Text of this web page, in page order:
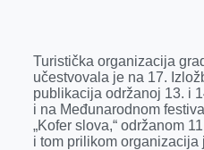
b
o
o
k
e
n
g
e
e
d
I
n
r
Turistička organizacija
učestvovala je na 17.
publikacija održanoj 13. i
i na Međunarodnom
„Kofer slova,“ održanom
i tom prilikom organizacija